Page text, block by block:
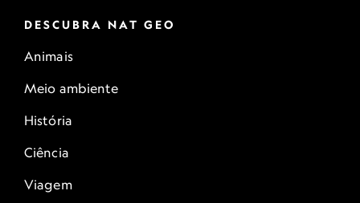
DESCUBRA NAT GEO
Animais
Meio ambiente
História
Ciência
Viagem